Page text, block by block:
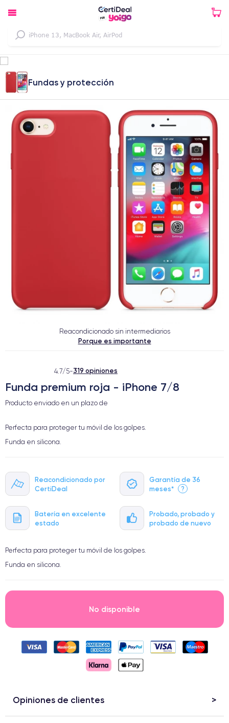
Fundas y protección
Reacondicionado sin intermediarios
Porque es importante
4.7/5-319 opiniones
Funda premium roja - iPhone 7/8
Producto enviado en un plazo de
Perfecta para proteger tu móvil de los golpes.
Funda en silicona.
Reacondicionado por
CertiDeal
Garantía de 36
meses*
?
Batería en excelente
estado
Probado, probado y
probado de nuevo
Perfecta para proteger tu móvil de los golpes.
Funda en silicona.
No disponible
Opiniones de clientes